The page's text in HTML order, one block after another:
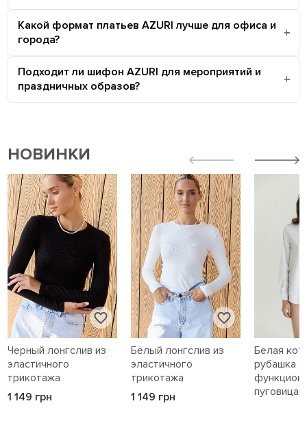
Какой формат платьев AZURI лучше для офиса и
города?
Подходит ли шифон AZURI для мероприятий и
праздничных образов?
НОВИНКИ
Черный лонгслив из
эластичного
трикотажа
1 149 грн
Белый лонгслив из
эластичного
трикотажа
1 149 грн
Белая
рубашка с